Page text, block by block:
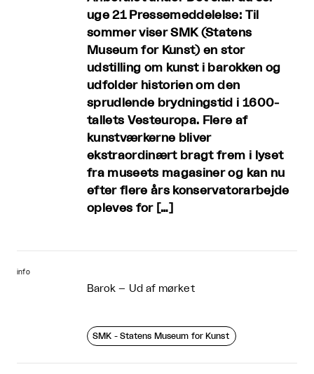
uge 21 Pressemeddelelse: Til
sommer viser SMK (Statens
Museum for Kunst) en stor
udstilling om kunst i barokken og
udfolder historien om den
sprudlende brydningstid i 1600-
tallets Vesteuropa. Flere af
kunstværkerne bliver
ekstraordinært bragt frem i lyset
fra museets magasiner og kan nu
efter flere års konservatorarbejde
opleves for […]
info
Barok – Ud af mørket
SMK - Statens Museum for Kunst